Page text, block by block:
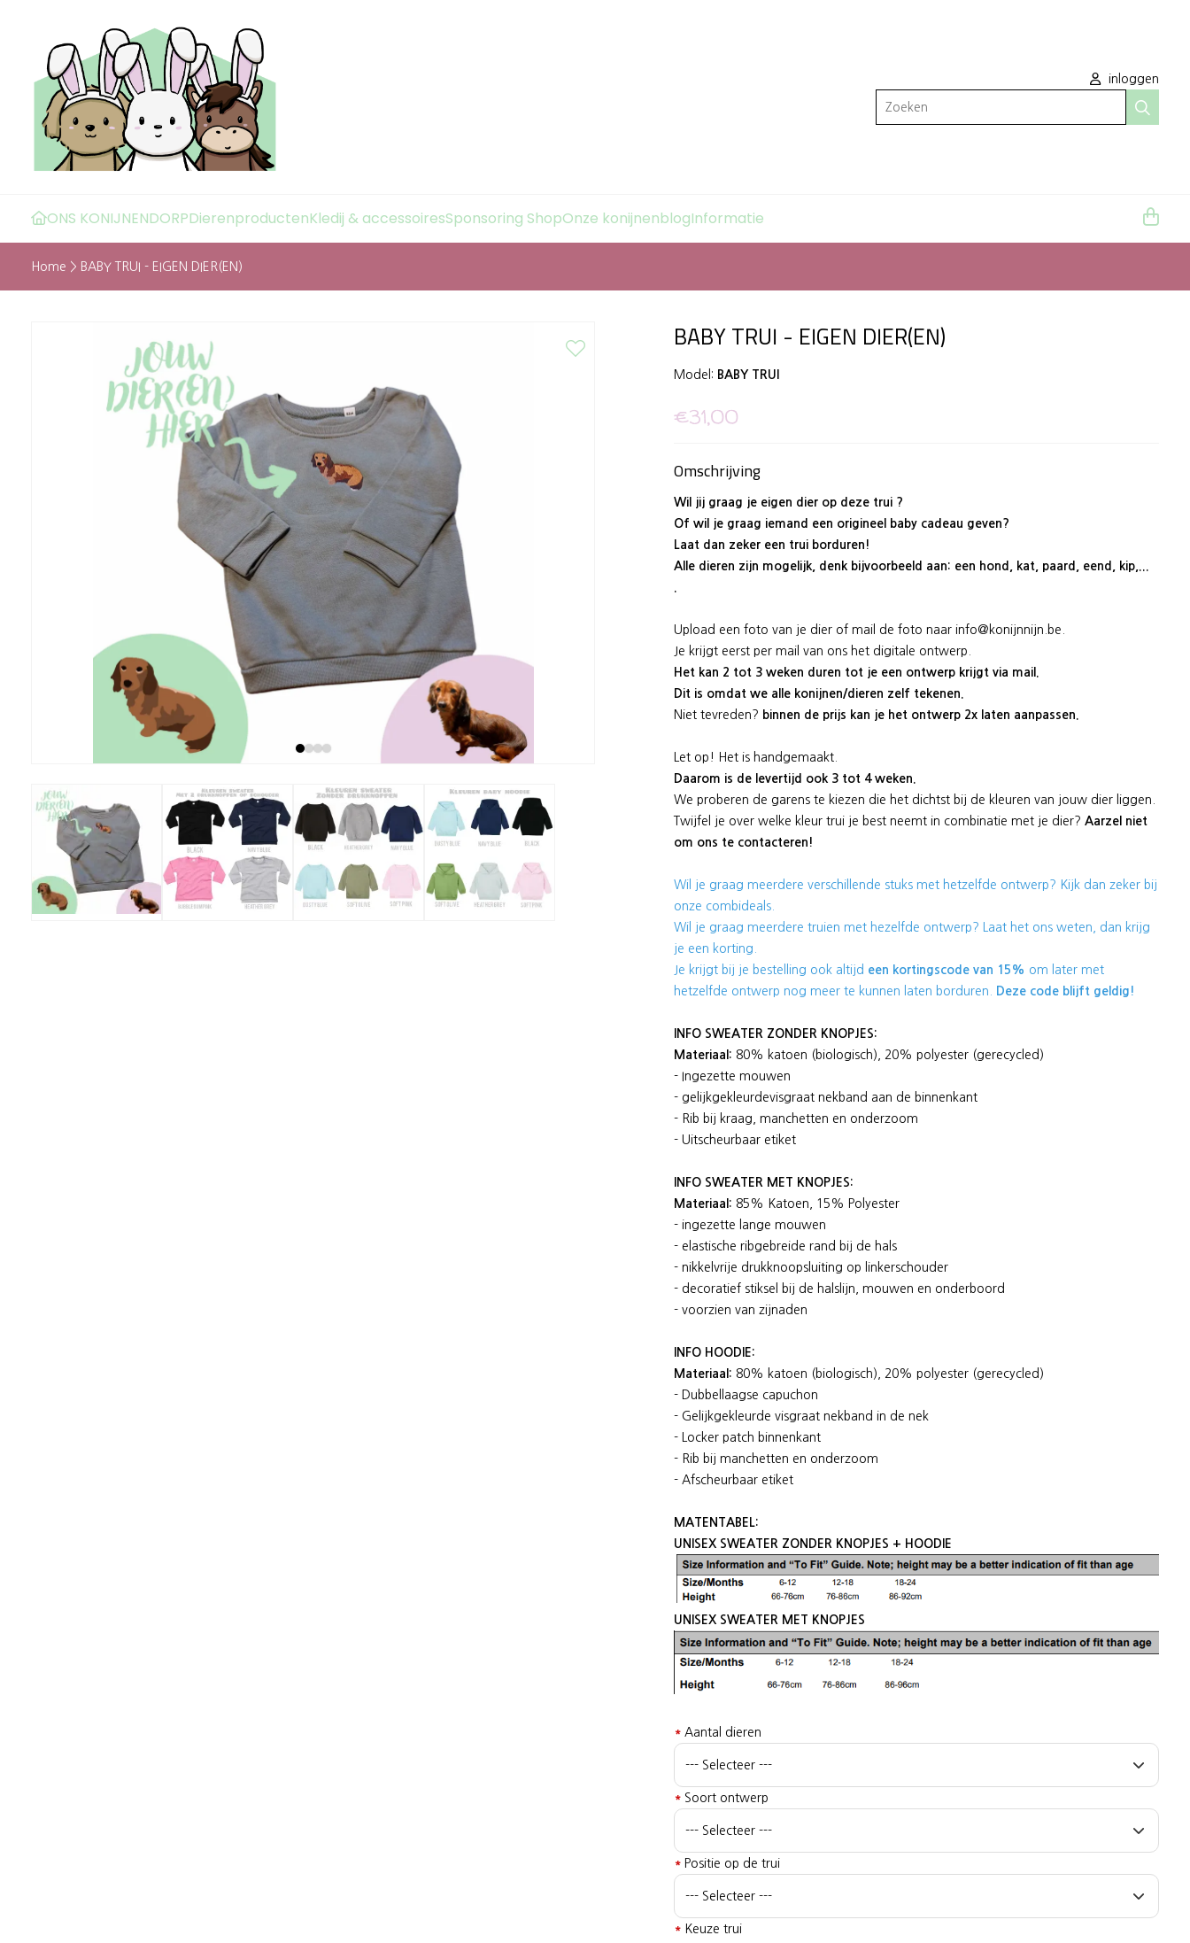
inloggen
Zoeken
ONS KONIJNENDORPDierenproductenKledij & accessoiresSponsoring ShopOnze konijnenblogInformatie
Home > BABY TRUI - EIGEN DIER(EN)
BABY TRUI - EIGEN DIER(EN)
Model: BABY TRUI
€31,00
Omschrijving
Wil jij graag je eigen dier op deze trui ?
Of wil je graag iemand een origineel baby cadeau geven?
Laat dan zeker een trui borduren!
Alle dieren zijn mogelijk, denk bijvoorbeeld aan: een hond, kat, paard, eend, kip,...
Upload een foto van je dier of mail de foto naar info@konijnnijn.be.
Je krijgt eerst per mail van ons het digitale ontwerp.
Het kan 2 tot 3 weken duren tot je een ontwerp krijgt via mail.
Dit is omdat we alle konijnen/dieren zelf tekenen.
Niet tevreden? binnen de prijs kan je het ontwerp 2x laten aanpassen.
Let op! Het is handgemaakt.
Daarom is de levertijd ook 3 tot 4 weken.
We proberen de garens te kiezen die het dichtst bij de kleuren van jouw dier liggen.
Twijfel je over welke kleur trui je best neemt in combinatie met je dier? Aarzel niet
om ons te contacteren!
Wil je graag meerdere verschillende stuks met hetzelfde ontwerp? Kijk dan zeker bij
onze combideals.
Wil je graag meerdere truien met hezelfde ontwerp? Laat het ons weten, dan krijg
je een korting.
Je krijgt bij je bestelling ook altijd een kortingscode van 15% om later met
hetzelfde ontwerp nog meer te kunnen laten borduren.
Deze code blijft geldig!
INFO SWEATER ZONDER KNOPJES:
Materiaal: 80% katoen (biologisch), 20% polyester (gerecycled)
- Ingezette mouwen
- gelijkgekleurdevisgraat nekband aan de binnenkant
- Rib bij kraag, manchetten en onderzoom
- Uitscheurbaar etiket
INFO SWEATER MET KNOPJES:
Materiaal: 85% Katoen, 15% Polyester
- ingezette lange mouwen
- elastische ribgebreide rand bij de hals
- nikkelvrije drukknoopsluiting op linkerschouder
- decoratief stiksel bij de halslijn, mouwen en onderboord
- voorzien van zijnaden
INFO HOODIE:
Materiaal: 80% katoen (biologisch), 20% polyester (gerecycled)
- Dubbellaagse capuchon
- Gelijkgekleurde visgraat nekband in de nek
- Locker patch binnenkant
- Rib bij manchetten en onderzoom
- Afscheurbaar etiket
MATENTABEL:
UNISEX SWEATER ZONDER KNOPJES + HOODIE
UNISEX SWEATER MET KNOPJES
* Aantal dieren
* Soort ontwerp
* Positie op de trui
* Keuze trui